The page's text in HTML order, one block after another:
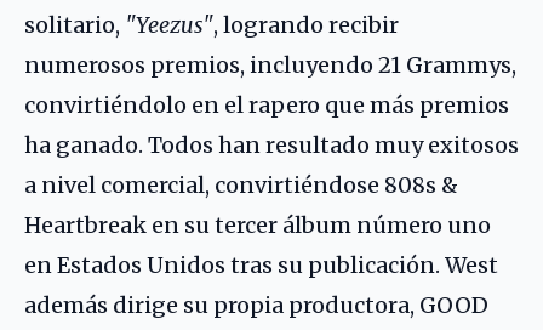
solitario, "Yeezus", logrando recibir
numerosos premios, incluyendo 21 Grammys,
convirtiéndolo en el rapero que más premios
ha ganado. Todos han resultado muy exitosos
a nivel comercial, convirtiéndose 808s &
Heartbreak en su tercer álbum número uno
en Estados Unidos tras su publicación. West
además dirige su propia productora, GOOD